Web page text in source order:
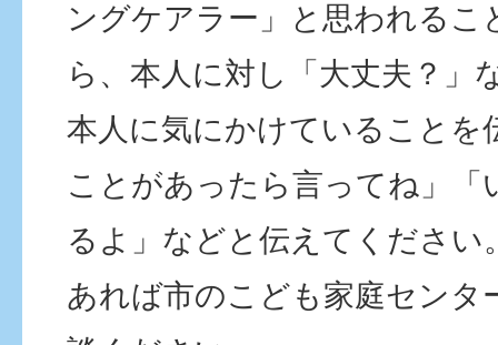
ングケアラー」と思われるこ
ら、本人に対し「大丈夫？」
本人に気にかけていることを
ことがあったら言ってね」「
るよ」などと伝えてください
あれば市のこども家庭センタ